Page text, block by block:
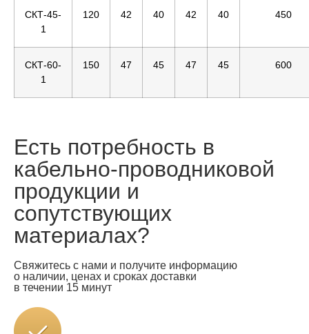
СКТ-45-
1
120 42 40 42 40 450
СКТ-60-
1
150 47 45 47 45 600
Есть потребность в
кабельно-проводниковой
продукции и
сопутствующих
материалах?
Свяжитесь с нами и получите информацию
о наличии, ценах и сроках доставки
в течении 15 минут